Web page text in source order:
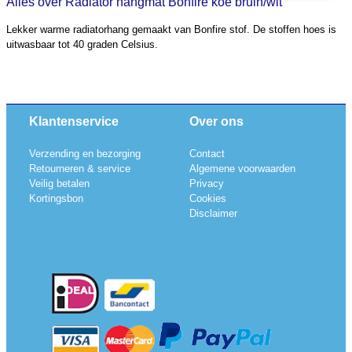
Lekker warme radiatorhang gemaakt van Bonfire stof. De stoffen hoes is
uitwasbaar tot 40 graden Celsius.
Klantenservice
Verzending en bezorging
Retourneren & service
Veilig betalen
Kortingsbon
Over ons
Contact
Algemene voorwaarden
Privacy
Cookies
Disclaimer